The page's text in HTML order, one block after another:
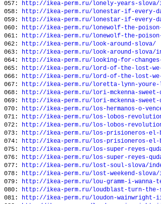
057: http://ikea-perm.ru/lonely-years-slova/
058: http://ikea-perm.ru/lonestar-if-every-
059: http://ikea-perm.ru/lonestar-if-every-
060: http://ikea-perm.ru/lonewolf-the-
061: http://ikea-perm.ru/lonewolf-the-
062: http://ikea-perm.ru/look-around-slova/
063: http://ikea-perm.ru/look-around-slova/
064: http://ikea-perm.ru/looking-for-
065: http://ikea-perm.ru/lord-of-the-lost-
066: http://ikea-perm.ru/lord-of-the-lost-
067: http://ikea-perm.ru/loretta-lynn-
068: http://ikea-perm.ru/lori-mckenna-
069: http://ikea-perm.ru/lori-mckenna-
070: http://ikea-perm.ru/los-hermanos-o-
071: http://ikea-perm.ru/los-lobos-
072: http://ikea-perm.ru/los-lobos-
073: http://ikea-perm.ru/los-prisioneros-el-
074: http://ikea-perm.ru/los-prisioneros-el-
075: http://ikea-perm.ru/los-super-reyes-
076: http://ikea-perm.ru/los-super-reyes-
077: http://ikea-perm.ru/lost-soul-slova/
078: http://ikea-perm.ru/lost-weekend-slova/
079: http://ikea-perm.ru/lou-gramm-i-
080: http://ikea-perm.ru/loudblast-turn-the-
081: http://ikea-perm.ru/loudon-